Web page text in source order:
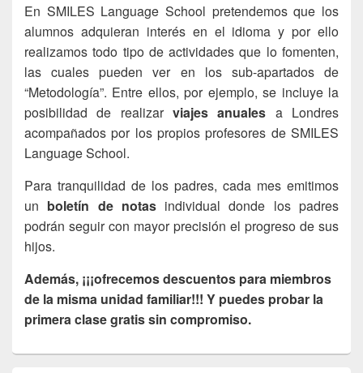
En SMILES Language School pretendemos que los
alumnos adquieran interés en el idioma y por ello
realizamos todo tipo de actividades que lo fomenten,
las cuales pueden ver en los sub-apartados de
“Metodología”. Entre ellos, por ejemplo, se incluye la
posibilidad de realizar viajes anuales a Londres
acompañados por los propios profesores de SMILES
Language School.
Para tranquilidad de los padres, cada mes emitimos
un boletín de notasindividual donde los padres
podrán seguir con mayor precisión el progreso de sus
hijos.
Además, ¡¡¡ofrecemos descuentos para miembros
de la misma unidad familiar!!! Y puedes probar la
primera clase gratis sin compromiso.